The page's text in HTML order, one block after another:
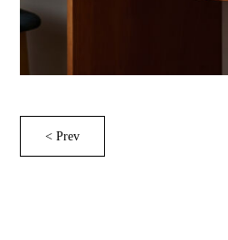
< Prev